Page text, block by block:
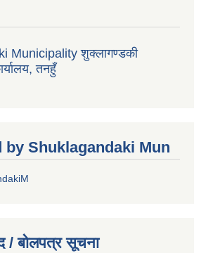
Municipality शुक्लागण्डकी
तनहुँ
by Shuklagandaki Mun
/ बोलपत्र सूचना